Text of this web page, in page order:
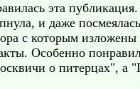
эта
и даже
с которым изложены
Особенно
о питерцах", а